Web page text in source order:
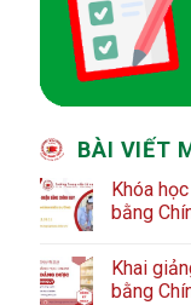
BÀI VIẾT
Khóa
bằng
Khai
bằng